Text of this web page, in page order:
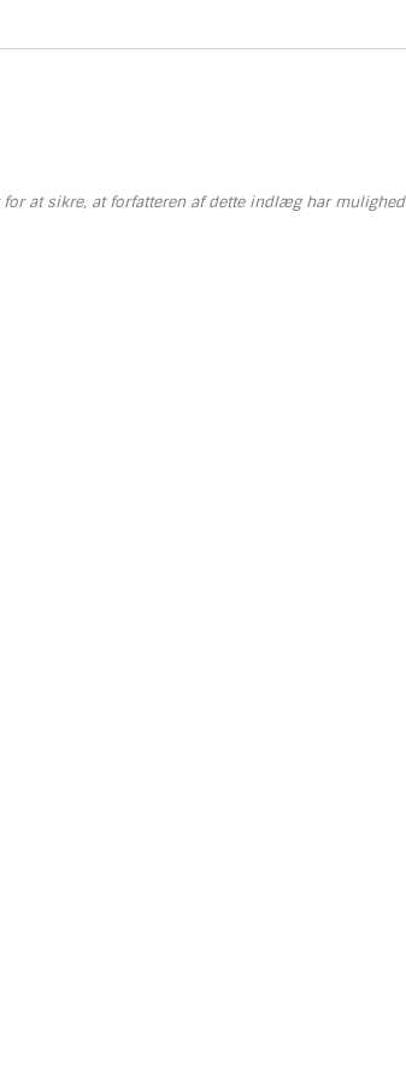
at sikre, at forfatteren af dette indlæg har